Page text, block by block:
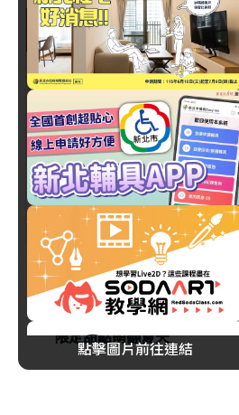
八色烤肉mini聯名《葬送的芙
價購活動時間、品項與價格一
臺北
消費
藏壽司×三麗鷗家族8/7開
限定甜點萌翻夏天
點擊圖片前往連結